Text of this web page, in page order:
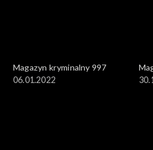
Magazyn kryminalny 997
06.01.2022